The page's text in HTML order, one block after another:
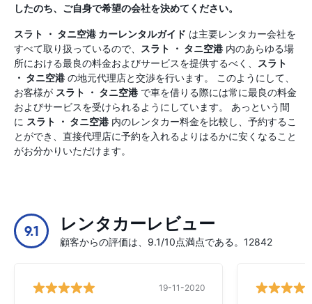
したのち、ご自身で希望の会社を決めてください。
スラト ・ タニ空港 カーレンタルガイド は主要レンタカー会社を
すべて取り扱っているので、
スラト ・ タニ空港 内のあらゆる場
所における最良の料金およびサービスを提供するべく、
スラト
・ タニ空港 の地元代理店と交渉を行います。 このようにして、
お客様が スラト ・ タニ空港 で車を借りる際には常に最良の料金
およびサービスを受けられるようにしています。 あっという間
に スラト ・ タニ空港 内のレンタカー料金を比較し、予約するこ
とができ、直接代理店に予約を入れるよりはるかに安くなること
がお分かりいただけます。
9.1 レンタカーレビュー
顧客からの評価は、9.1/10点満点である。12842
19-11-2020